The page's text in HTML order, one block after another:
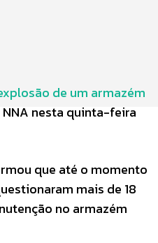
de um armazém
nesta quinta-feira
que até o momento
mais de 18
no armazém